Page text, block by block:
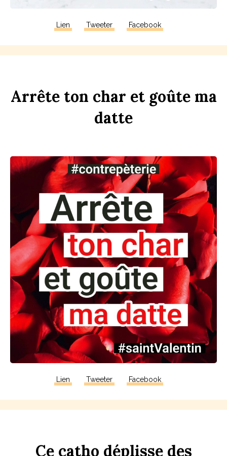
Lien Tweeter Facebook
Arrête ton char et goûte ma
datte
Lien Tweeter Facebook
Ce catho déplisse des